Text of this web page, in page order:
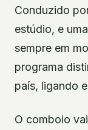
Conduzido
estúdio, e
sempre em
programa
país, ligando
O comboio